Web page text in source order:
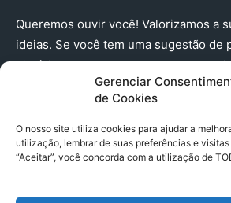
Gerenciar
de Cookies
O nosso site utiliza cookies para ajudar a
utilização, lembrar de suas preferências e
“Aceitar”, você concorda com a utilização de
Queremos ouvir você! Valorizamos a
ideias. Se você tem uma sugestão de
história que merece ser contada,
(91) 98224 - 3111